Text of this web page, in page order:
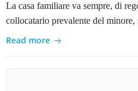
La casa familiare va sempre, di
collocatario prevalente del
Read more